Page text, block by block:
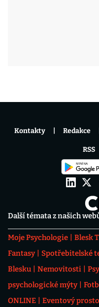
Další témata z našich
Moje Psychologie Blesk
Fantasy
Spotřebitelské
Blesku
Nemovitosti
psychologické mýty
ONLINE
Eventový
Kontakty Redakce
RSS